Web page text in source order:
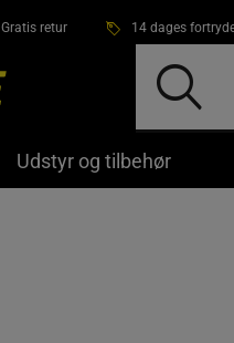
Gratis retur 14 dages
Udstyr og tilbehør